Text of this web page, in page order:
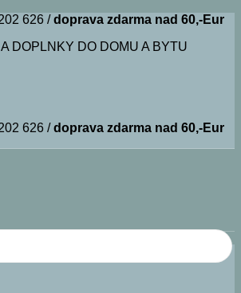
626 /doprava zdarma nad 60,-Eur
DOPLNKY DO DOMU A BYTU
626 /doprava zdarma nad 60,-Eur